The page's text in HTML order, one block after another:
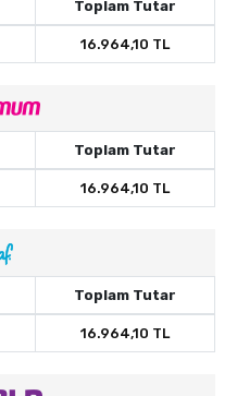
Toplam Tutar
16.964,10 TL
Toplam Tutar
16.964,10 TL
Toplam Tutar
16.964,10 TL